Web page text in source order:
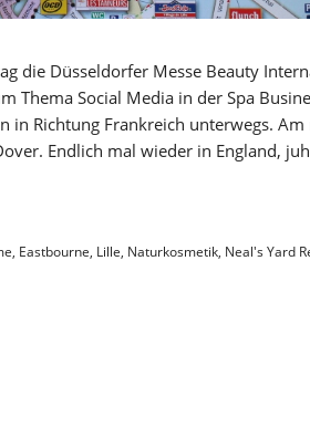
die Düsseldorfer Messe Beauty
Thema Social Media in der Spa
in Richtung Frankreich unterwegs. Am
Endlich mal wieder in England,
, Eastbourne, Lille, Naturkosmetik, Neal's Yard